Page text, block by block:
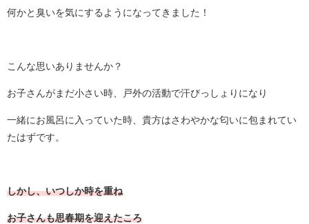
何かと臭いを気にするようになってきました！
こんな思いありませんか？
お子さんがまだ小さい時、戸外の活動で汗びっしょりになり
一緒にお風呂に入っていた時、貴方はさわやかな匂いに包まれてい
たはずです。
しかし、いつしか時を重ね
お子さんも思春期を迎えたころ